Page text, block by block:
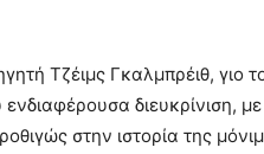
Τζέιμς Γκαλμπρέιθ, γιο
διευκρίνιση,
στην ιστορία της